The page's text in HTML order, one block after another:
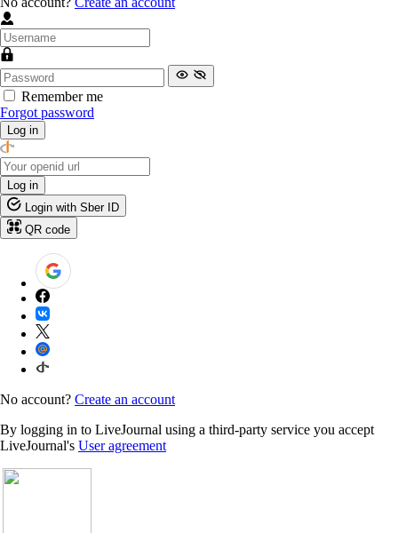
Remember me
Forgot password
Log in
Log in
Login with Sber ID
QR code
No account? Create an account
By logging in to LiveJournal using a third-party service you accept
LiveJournal's User agreement